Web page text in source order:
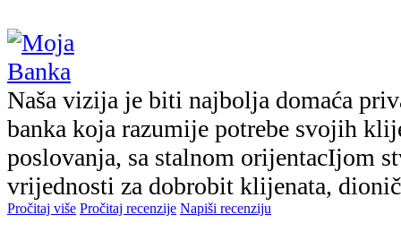
Naša vizija je biti najbolja domaća
banka koja razumije potrebe svojih
poslovanja, sa stalnom orijentacIjom
vrijednosti za dobrobit klijenata,
Pročitaj više Pročitaj recenzije Napiši recenziju